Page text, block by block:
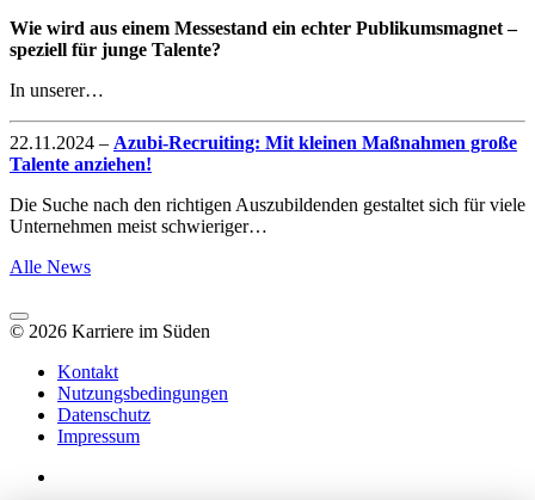
Wie wird aus einem Messestand ein echter Publikumsmagnet –
speziell für junge Talente?
In unserer…
22.11.2024 – Azubi-Recruiting: Mit kleinen Maßnahmen große
Talente anziehen!
Die Suche nach den richtigen Auszubildenden gestaltet sich für viele
Unternehmen meist schwieriger…
Alle News
© 2026 Karriere im Süden
Kontakt
Nutzungsbedingungen
Datenschutz
Impressum